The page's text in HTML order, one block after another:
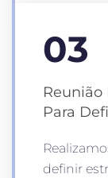
03
Reunião
Para
definir